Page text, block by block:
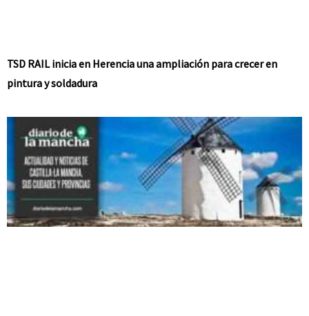
TSD RAIL inicia en Herencia una ampliación para crecer en
pintura y soldadura